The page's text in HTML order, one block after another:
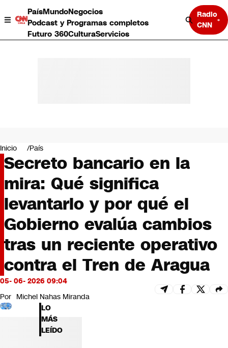
PaísMundoNegocios
Podcast y Programas completos
Futuro 360CulturaServicios
Radio
CNN
Negocios
Deportes
Programas completos
Cultura
Servicios
Bits
CNN tiempo
Futuro 360
Opinión
Inicio País
Secreto bancario en la
mira: Qué significa
levantarlo y por qué el
Gobierno evalúa cambios
tras un reciente operativo
contra el Tren de Aragua
05- 06- 2026 09:04
Por Michel Nahas Miranda
LO
MÁS
LEÍDO